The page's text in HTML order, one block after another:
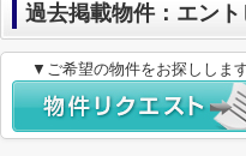
過去掲載物件：エン
▼ご希望の物件をお探ししま